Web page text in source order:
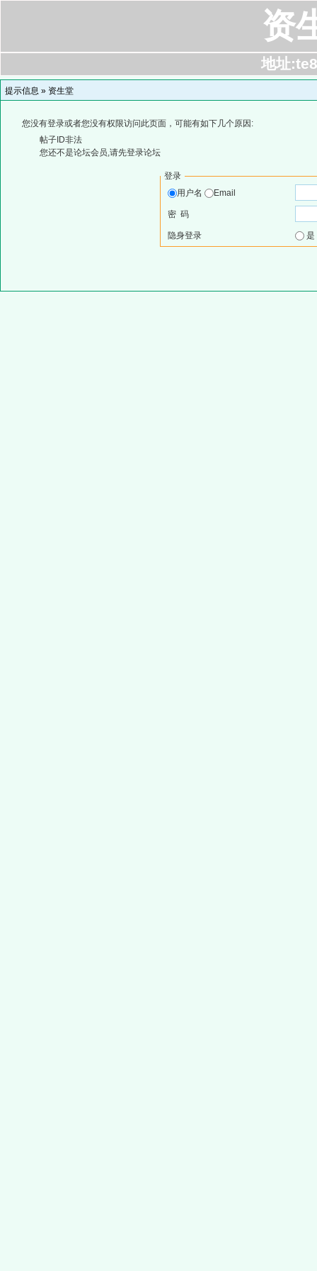
资
地址
提示信息 » 资生堂
您没有登录或者您没有权限访问此页面，可能有如下几个原因:
帖子ID非法
您还不是论坛会员,请先登录论坛
登录
用户名
Email
密 码
隐身登录